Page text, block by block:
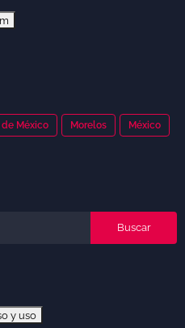
México Morelos México
y uso